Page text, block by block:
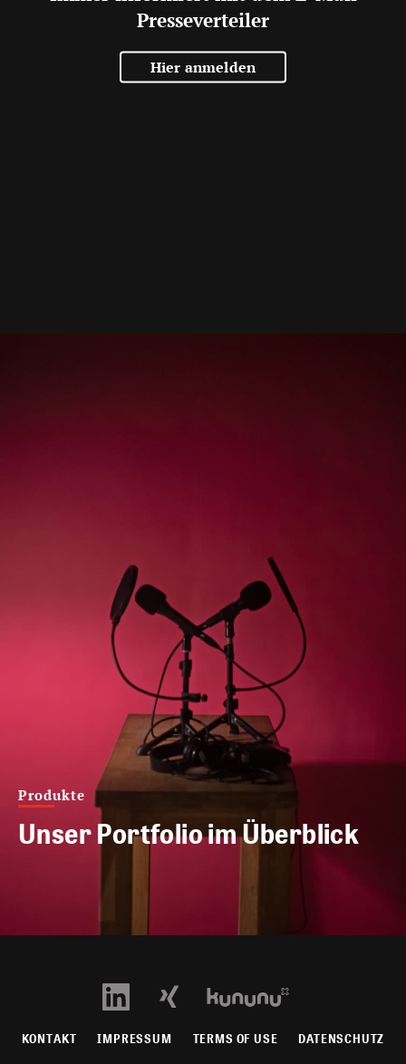
Presseverteiler
Hier anmelden
Produkte
Unser Portfolio im Überblick
KONTAKT IMPRESSUM TERMS OF USE DATENSCHUTZ